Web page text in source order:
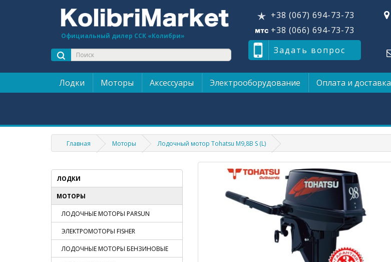
Официальный дилер ССК «Колибри»
+38 (067) 694-73-73
+38 (066) 694-73-73
Задать вопрос
Лодки Моторы Аксессуары Электрооборудование Оплата и доставка
Главная Моторы Лодочный мотор Tohatsu М9,8B S (L)
ЛОДКИ
МОТОРЫ
ЛОДОЧНЫЕ МОТОРЫ PARSUN
ЭЛЕКТРОМОТОРЫ FISHER
ЛОДОЧНЫЕ МОТОРЫ БЕНЗИНОВЫЕ